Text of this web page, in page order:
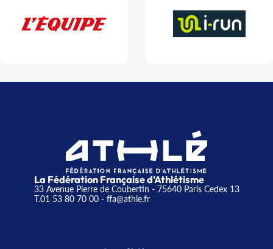
La Fédération Française d'Athlétisme
33 Avenue Pierre de Coubertin - 75640 Paris Cedex 13
T.01 53 80 70 00- ffa@athle.fr